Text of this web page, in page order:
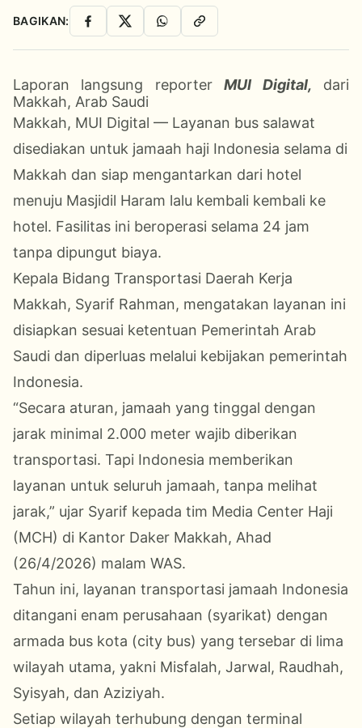
BAGIKAN: Facebook
X WhatsAppSalin Link
Laporan langsung reporterMUI Digital, dari
Makkah, Arab Saudi
Makkah, MUI Digital — Layanan bus salawat
disediakan untuk jamaah haji Indonesia selama di
Makkah dan siap mengantarkan dari hotel
menuju Masjidil Haram lalu kembali kembali ke
hotel. Fasilitas ini beroperasi selama 24 jam
tanpa dipungut biaya.
Kepala Bidang Transportasi Daerah Kerja
Makkah, Syarif Rahman, mengatakan layanan ini
disiapkan sesuai ketentuan Pemerintah Arab
Saudi dan diperluas melalui kebijakan pemerintah
Indonesia.
“Secara aturan, jamaah yang tinggal dengan
jarak minimal 2.000 meter wajib diberikan
transportasi. Tapi Indonesia memberikan
layanan untuk seluruh jamaah, tanpa melihat
jarak,” ujar Syarif kepada tim Media Center Haji
(MCH) di Kantor Daker Makkah, Ahad
(26/4/2026) malam WAS.
Tahun ini, layanan transportasi jamaah Indonesia
ditangani enam perusahaan (syarikat) dengan
armada bus kota (city bus) yang tersebar di lima
wilayah utama, yakni Misfalah, Jarwal, Raudhah,
Syisyah, dan Aziziyah.
Setiap wilayah terhubung dengan terminal